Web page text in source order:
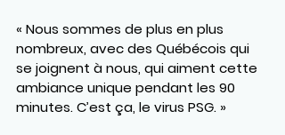
« Nous sommes de plus en plus
nombreux, avec des Québécois qui
se joignent à nous, qui aiment cette
ambiance unique pendant les 90
minutes. C’est ça, le virus PSG. »